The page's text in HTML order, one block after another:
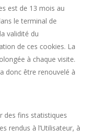
est de 13 mois au
le terminal de
validité du
de ces cookies. La
à chaque visite.
donc être renouvelé à
des fins statistiques
rendus à l’Utilisateur, à